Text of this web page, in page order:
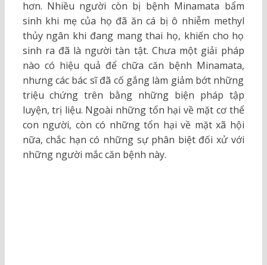
hơn. Nhiều người còn bị bệnh Minamata bẩm
sinh khi mẹ của họ đã ăn cá bị ô nhiễm methyl
thủy ngân khi đang mang thai họ, khiến cho họ
sinh ra đã là người tàn tật. Chưa một giải pháp
nào có hiệu quả để chữa căn bệnh Minamata,
nhưng các bác sĩ đã cố gắng làm giảm bớt những
triệu chứng trên bằng những biện pháp tập
luyện, trị liệu. Ngoài những tổn hại về mặt cơ thể
con người, còn có những tổn hại về mặt xã hội
nữa, chắc hạn có những sự phân biệt đối xử với
những người mắc căn bệnh này.